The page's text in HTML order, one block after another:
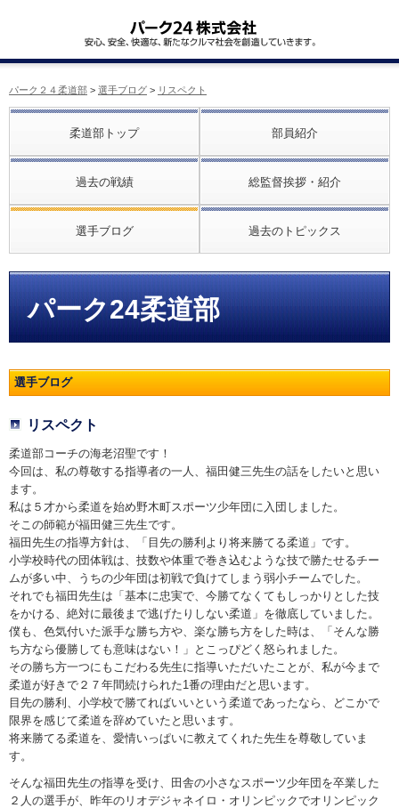
パーク２４柔道部 > 選手ブログ > リスペクト
柔道部トップ 部員紹介
過去の戦績 総監督挨拶・紹介
選手ブログ 過去のトピックス
パーク24柔道部
選手ブログ
リスペクト
柔道部コーチの海老沼聖です！
今回は、私の尊敬する指導者の一人、福田健三先生の話をしたいと思い
ます。
私は５才から柔道を始め野木町スポーツ少年団に入団しました。
そこの師範が福田健三先生です。
福田先生の指導方針は、「目先の勝利より将来勝てる柔道」です。
小学校時代の団体戦は、技数や体重で巻き込むような技で勝たせるチー
ムが多い中、うちの少年団は初戦で負けてしまう弱小チームでした。
それでも福田先生は「基本に忠実で、今勝てなくてもしっかりとした技
をかける、絶対に最後まで逃げたりしない柔道」を徹底していました。
僕も、色気付いた派手な勝ち方や、楽な勝ち方をした時は、「そんな勝
ち方なら優勝しても意味はない！」とこっぴどく怒られました。
その勝ち方一つにもこだわる先生に指導いただいたことが、私が今まで
柔道が好きで２７年間続けられた1番の理由だと思います。
目先の勝利、小学校で勝てればいいという柔道であったなら、どこかで
限界を感じて柔道を辞めていたと思います。
将来勝てる柔道を、愛情いっぱいに教えてくれた先生を尊敬していま
す。
そんな福田先生の指導を受け、田舎の小さなスポーツ少年団を卒業した
２人の選手が、昨年のリオデジャネイロ・オリンピックでオリンピック